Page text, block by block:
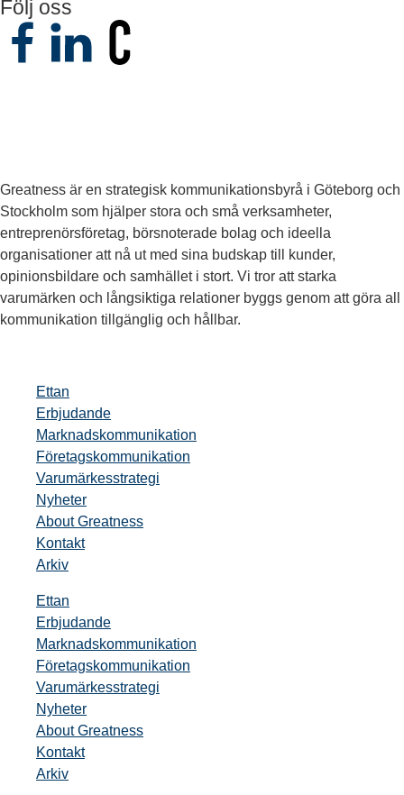
Följ oss
Greatness är en strategisk kommunikationsbyrå i Göteborg och
Stockholm som hjälper stora och små verksamheter,
entreprenörsföretag, börsnoterade bolag och ideella
organisationer att nå ut med sina budskap till kunder,
opinionsbildare och samhället i stort. Vi tror att starka
varumärken och långsiktiga relationer byggs genom att göra all
kommunikation tillgänglig och hållbar.
Ettan
Erbjudande
Marknadskommunikation
Företagskommunikation
Varumärkesstrategi
Nyheter
About Greatness
Kontakt
Arkiv
Ettan
Erbjudande
Marknadskommunikation
Företagskommunikation
Varumärkesstrategi
Nyheter
About Greatness
Kontakt
Arkiv